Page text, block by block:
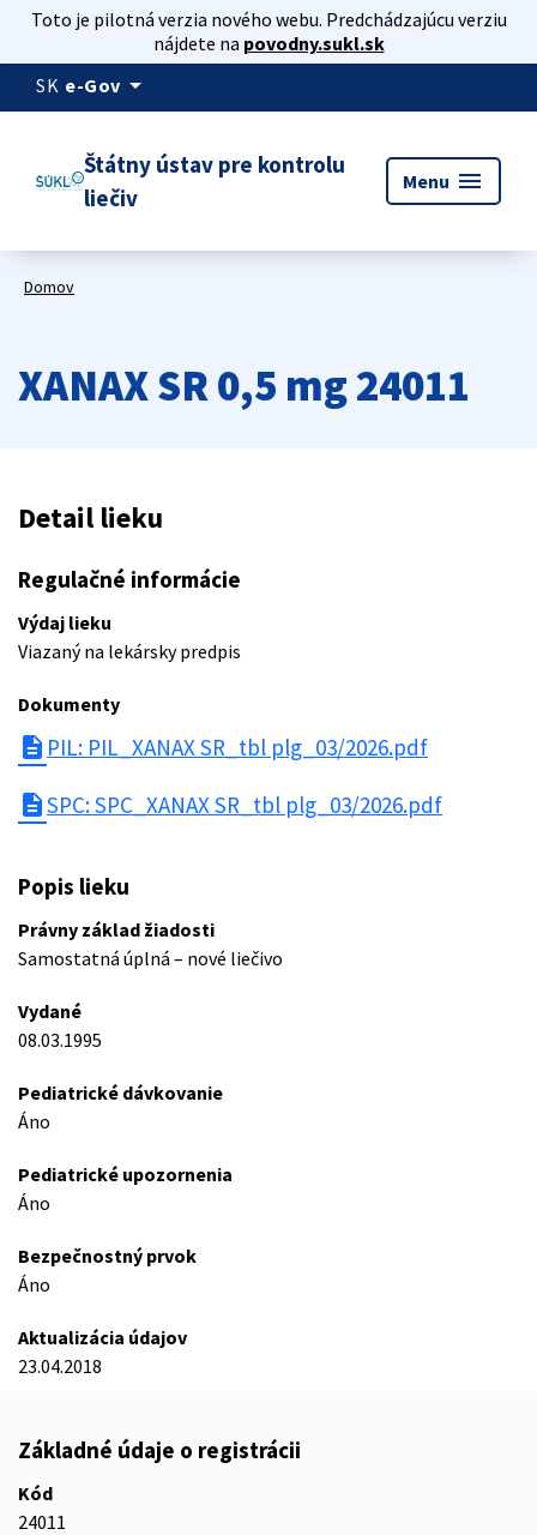
Toto je pilotná verzia nového webu. Predchádzajúcu verziu
nájdete na povodny.sukl.sk
SK e-Gov arrow_drop_down
Štátny ústav pre kontrolu
liečiv
Menu menu
Domov
XANAX SR 0,5 mg 24011
Detail lieku
Regulačné informácie
Výdaj lieku
Viazaný na lekársky predpis
Dokumenty
description PIL: PIL_XANAX SR_tbl plg_03/2026.pdf
descriptionSPC: SPC_XANAX SR_tbl plg_03/2026.pdf
Popis lieku
Právny základ žiadosti
Samostatná úplná – nové liečivo
Vydané
08.03.1995
Pediatrické dávkovanie
Áno
Pediatrické upozornenia
Áno
Bezpečnostný prvok
Áno
Aktualizácia údajov
23.04.2018
Základné údaje o registrácii
Kód
24011